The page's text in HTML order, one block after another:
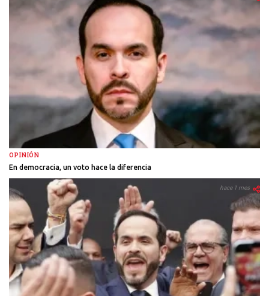
OPINIÓN
En democracia, un voto hace la diferencia
hace 1 mes